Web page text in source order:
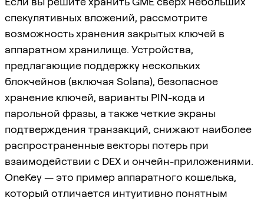
спекулятивных вложений, рассмотрите
возможность хранения закрытых ключей в
аппаратном хранилище. Устройства,
предлагающие поддержку нескольких
блокчейнов (включая Solana), безопасное
хранение ключей, варианты PIN-кода и
парольной фразы, а также четкие экраны
подтверждения транзакций, снижают наиболее
распространенные векторы потерь при
взаимодействии с DEX и ончейн-приложениями.
OneKey — это пример аппаратного кошелька,
который отличается интуитивно понятным